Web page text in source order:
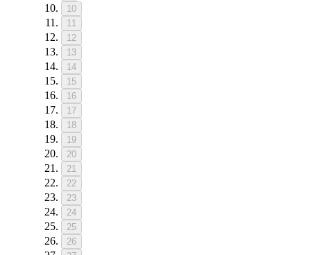
10
11
12
13
14
15
16
17
18
19
20
21
22
23
24
25
26